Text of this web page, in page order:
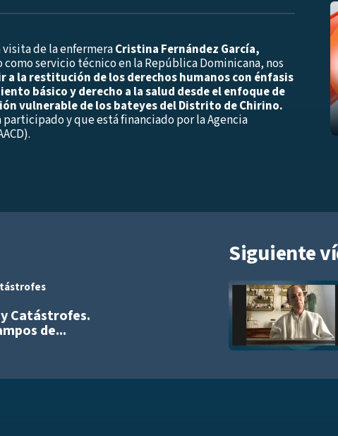
de la enfermeraCristina Fernández García,
servicio técnico en la República Dominicana, nos
a la restitución de los derechos humanos con énfasis
básico y derecho a la salud desde el enfoque de
vulnerable de los bateyes del Distrito de Chirino.
y que está financiado por la Agencia
Catástrofes.
de...
Siguiente